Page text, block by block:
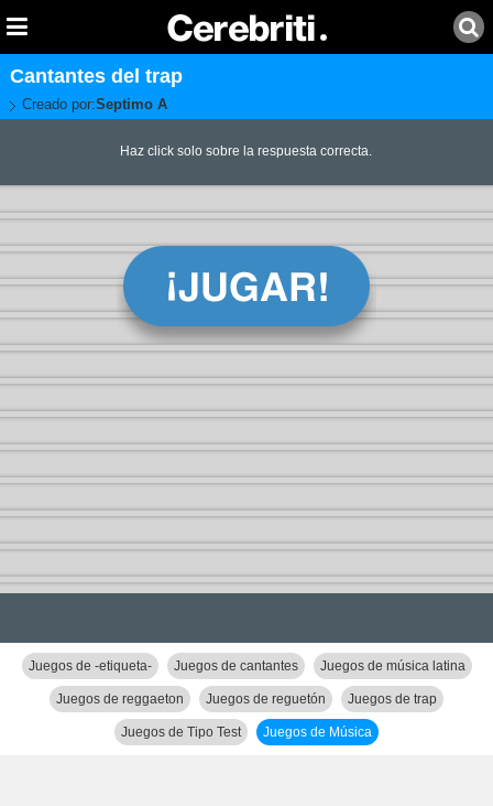
Cantantes del trap
Creado por:Septimo A
Haz click solo sobre la respuesta correcta.
Juegos de -etiqueta- Juegos de cantantes Juegos de música latina
Juegos de reggaeton Juegos de reguetón Juegos de trap
Juegos de Tipo Test Juegos de Música